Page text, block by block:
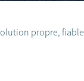
propre,